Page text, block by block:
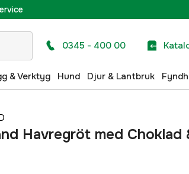
0345 - 400 00
& Verktyg Hund Djur & Lantbruk
Havregröt med Choklad